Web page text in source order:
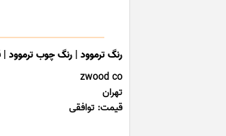
رنگ ترموود | رنگ چوب ترموود
zwood co
تهران
قیمت: توافقی